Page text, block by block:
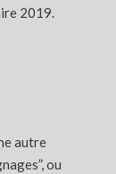
2019.
autre
ou